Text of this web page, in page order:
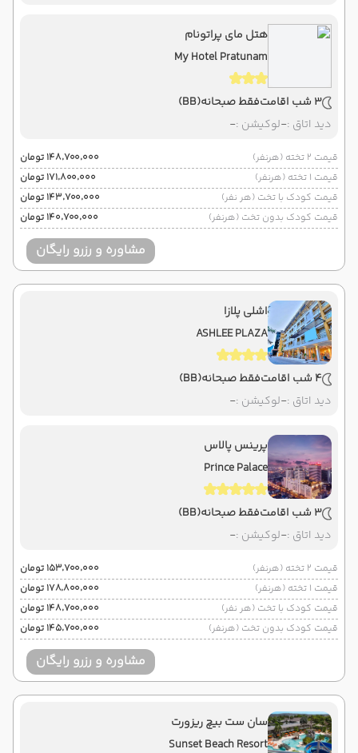
هتل مای پراتونام
My Hotel Pratunam
3 شب اقامت فقط صبحانه(BB)
دید اتاق :-لوکیشن :-
قیمت 2 تخته (هرنفر)
۱۴۸٬۷۰۰٬۰۰۰ تومان
قیمت 1 تخته (هرنفر)
۱۷۱٬۸۰۰٬۰۰۰ تومان
قیمت کودک با تخت (هر نفر)
۱۴۳٬۷۰۰٬۰۰۰ تومان
قیمت کودک بدون تخت (هرنفر)
۱۴۰٬۷۰۰٬۰۰۰ تومان
مشاوره و رزرو رایگان
اشلی پلازا
ASHLEE PLAZA
4 شب اقامت فقط صبحانه(BB)
دید اتاق :-لوکیشن :-
پرینس پالاس
Prince Palace
3 شب اقامت فقط صبحانه(BB)
دید اتاق :-لوکیشن :-
قیمت 2 تخته (هرنفر)
۱۵۳٬۷۰۰٬۰۰۰ تومان
قیمت 1 تخته (هرنفر)
۱۷۸٬۸۰۰٬۰۰۰ تومان
قیمت کودک با تخت (هر نفر)
۱۴۸٬۷۰۰٬۰۰۰ تومان
قیمت کودک بدون تخت (هرنفر)
۱۴۵٬۷۰۰٬۰۰۰ تومان
مشاوره و رزرو رایگان
سان ست بیچ ریزورت
Sunset Beach Resort